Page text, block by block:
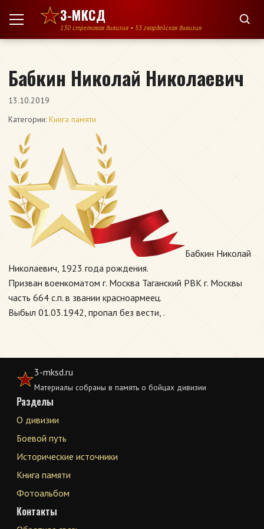
Перейти к содержимому
3-МКСД
130 стрелковая дивизия • 53 гвардейская дивизия
Бабкин Николай Николаевич
13.10.2019
Категории: Книга памяти
Бабкин Николай
Николаевич, 1923 года рождения.
Призван военкоматом г. Москва Таганский РВК г. Москвы
часть 664 с.п. в звании красноармеец.
Выбыл 01.03.1942, пропал без вести, .
3-mksd.ru
Материалы собраны в память о бойцах дивизии
Разделы
О дивизии
Боевой путь
Исторические источники
Книга памяти
Фотоальбом
Контакты